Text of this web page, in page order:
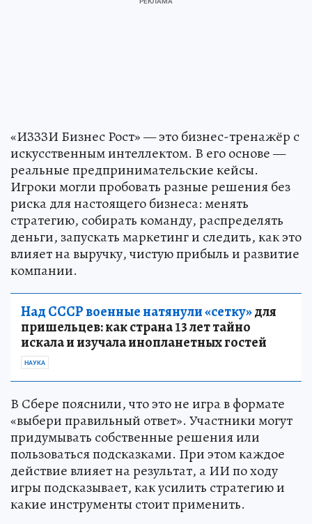
«ИЗЗЗИ Бизнес Рост» — это бизнес-тренажёр с
искусственным интеллектом. В его основе —
реальные предпринимательские кейсы.
Игроки могли пробовать разные решения без
риска для настоящего бизнеса: менять
стратегию, собирать команду, распределять
деньги, запускать маркетинг и следить, как это
влияет на выручку, чистую прибыль и развитие
компании.
Над СССР военные натянули «сетку»для
пришельцев: как страна 13 лет тайно
искала и изучала инопланетных гостей
НАУКА
В Сбере пояснили, что это не игра в формате
«выбери правильный ответ». Участники могут
придумывать собственные решения или
пользоваться подсказками. При этом каждое
действие влияет на результат, а ИИ по ходу
игры подсказывает, как усилить стратегию и
какие инструменты стоит применить.